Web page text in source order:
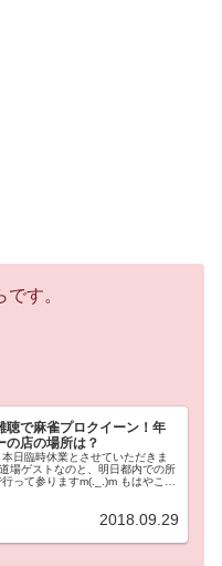
す。
聴で麻雀プロクイーン！年
の店の場所は？
日臨時休業とさせていただきま
場ゲストなのと、明日都内での所
って参りますm(._.)m もはやこの
2018.09.29